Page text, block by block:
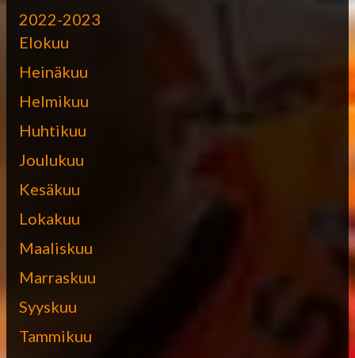
2022-2023
Elokuu
Heinäkuu
Helmikuu
Huhtikuu
Joulukuu
Kesäkuu
Lokakuu
Maaliskuu
Marraskuu
Syyskuu
Tammikuu